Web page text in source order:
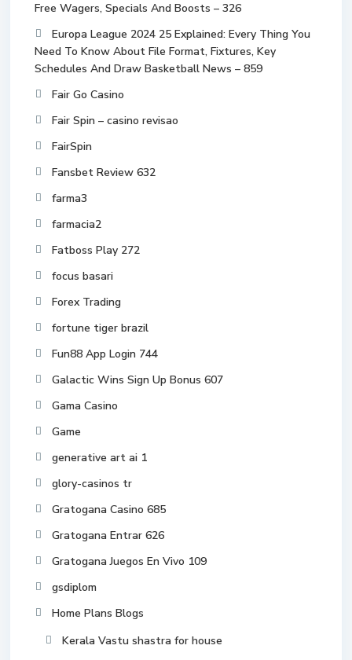
Free Wagers, Specials And Boosts – 326
Europa League 2024 25 Explained: Every Thing You
Need To Know About File Format, Fixtures, Key
Schedules And Draw Basketball News – 859
Fair Go Casino
Fair Spin – casino revisao
FairSpin
Fansbet Review 632
farma3
farmacia2
Fatboss Play 272
focus basari
Forex Trading
fortune tiger brazil
Fun88 App Login 744
Galactic Wins Sign Up Bonus 607
Gama Casino
Game
generative art ai 1
glory-casinos tr
Gratogana Casino 685
Gratogana Entrar 626
Gratogana Juegos En Vivo 109
gsdiplom
Home Plans Blogs
Kerala Vastu shastra for house